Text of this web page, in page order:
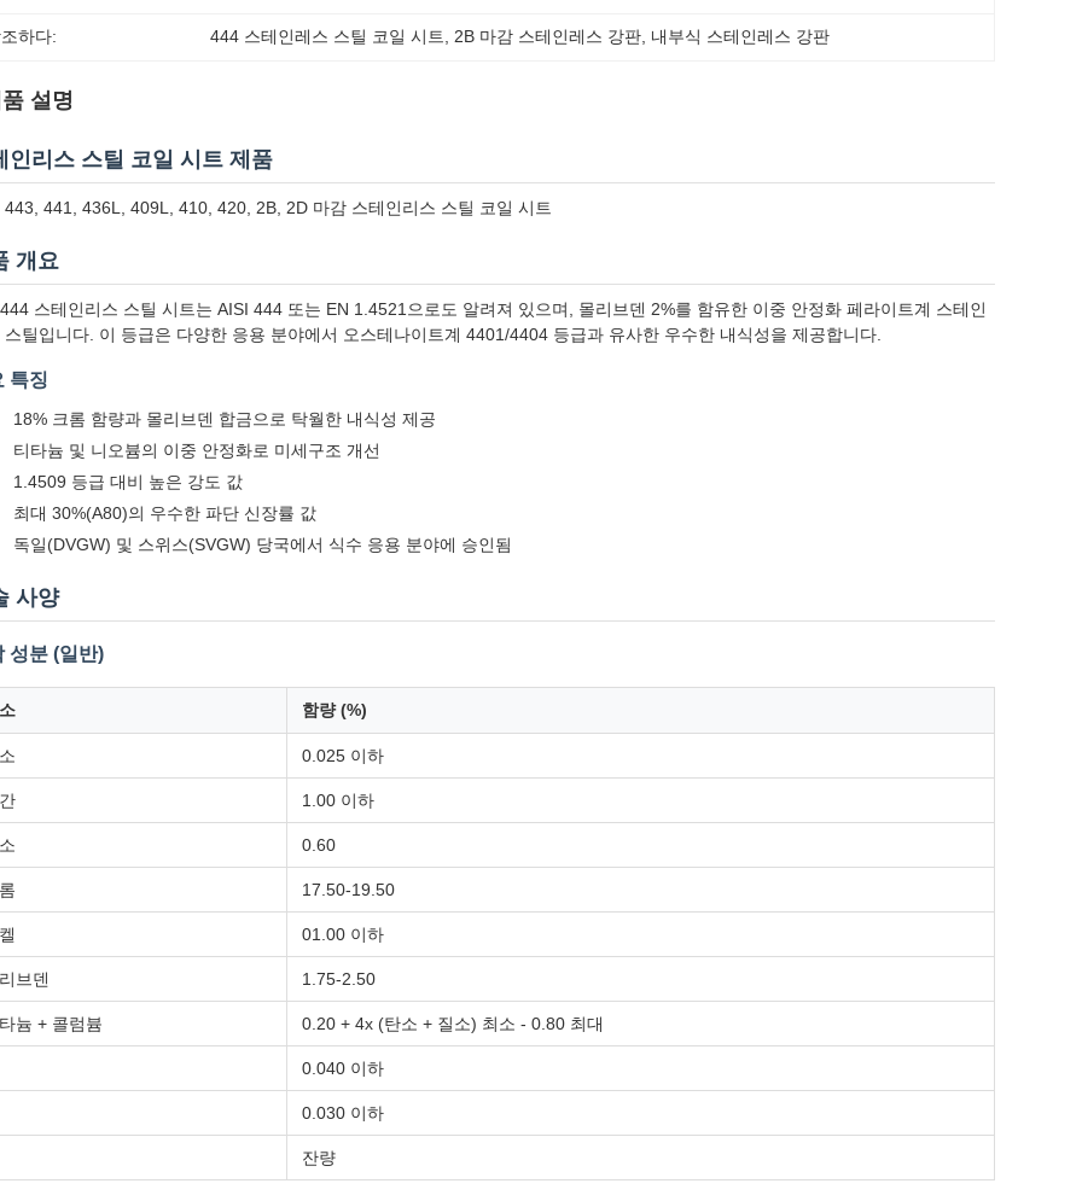
하다: 444 스테인레스 스틸 코일 시트 2B 마감 스테인레스 강판 내부식 스테인레스 강판
설명
인리스 스틸 코일 시트 제품
443, 441, 436L, 409L, 410, 420, 2B, 2D 마감 스테인리스 스틸 코일 시트
개요
스테인리스 스틸 시트는 AISI 444 또는 EN 1.4521으로도 알려져 있으며, 몰리브덴 2%를 함유한 이중 안정화 페라이트계 스테인
스틸입니다. 이 등급은 다양한 응용 분야에서 오스테나이트계 4401/4404 등급과 유사한 우수한 내식성을 제공합니다.
특징
18% 크롬 함량과 몰리브덴 합금으로 탁월한 내식성 제공
티타늄 및 니오븀의 이중 안정화로 미세구조 개선
1.4509 등급 대비 높은 강도 값
최대 30%(A80)의 우수한 파단 신장률 값
독일(DVGW) 및 스위스(SVGW) 당국에서 식수 응용 분야에 승인됨
사양
성분 (일반)
함량 (%)
0.025 이하
1.00 이하
0.60
17.50-19.50
01.00 이하
브덴 1.75-2.50
늄 + 콜럼븀 0.20 + 4x (탄소 + 질소) 최소 - 0.80 최대
0.040 이하
0.030 이하
잔량